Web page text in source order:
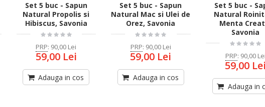
Set 5 buc - Sapun
Natural Propolis si
Hibiscus, Savonia
PRP: 90,00 Lei
59,00 Lei
Adauga in cos
Set 5 buc - Sapun
Natural Mac si Ulei de
Orez, Savonia
PRP: 90,00 Lei
59,00 Lei
Adauga in cos
Set 5 buc -
Natural
Menta
Savonia
PRP: 90,00 Lei
59,00 Lei
Adauga in